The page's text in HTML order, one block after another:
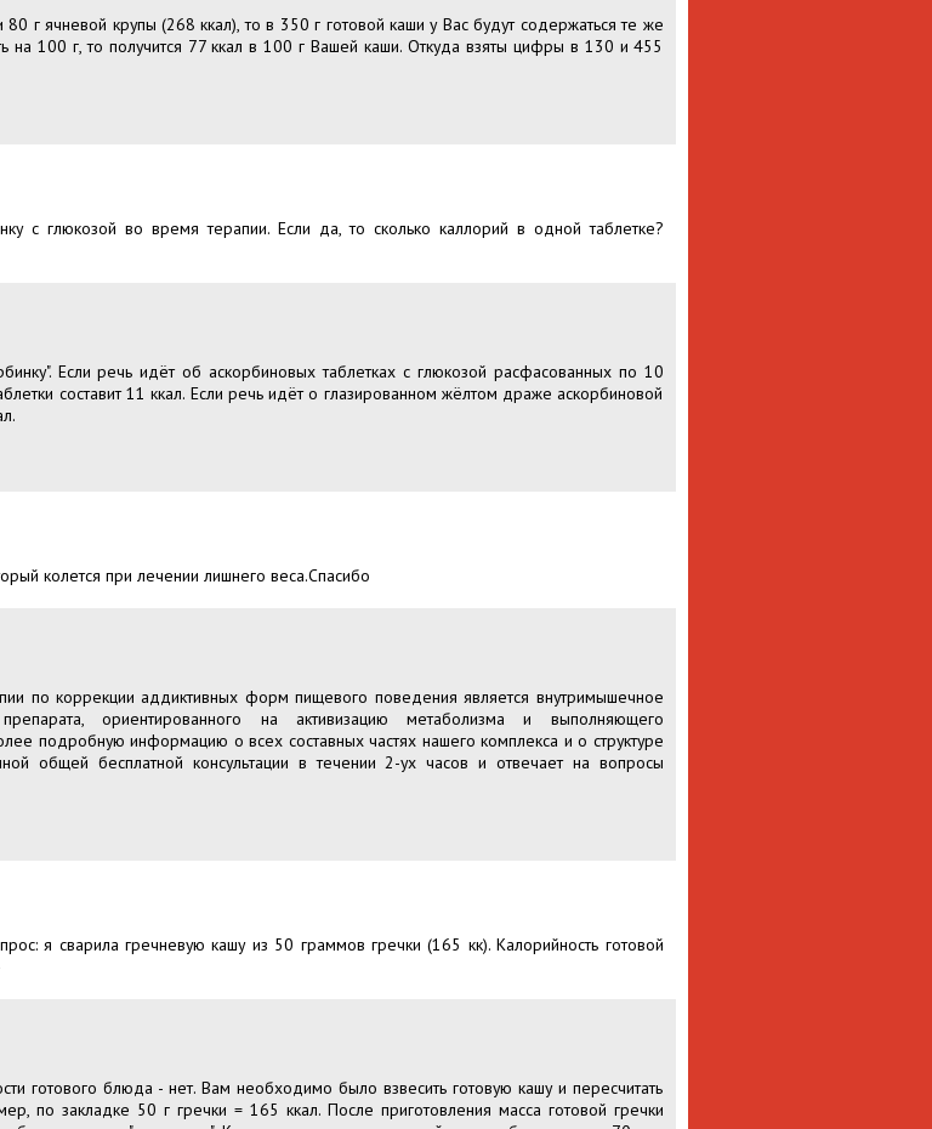
г ячневой крупы (268 ккал), то в 350 г готовой каши у Вас будут содержаться те же
на 100 г, то получится 77 ккал в 100 г Вашей каши. Откуда взяты цифры в 130 и 455
с глюкозой во время терапии. Если да, то сколько каллорий в одной таблетке?
Если речь идёт об аскорбиновых таблетках с глюкозой расфасованных по 10
составит 11 ккал. Если речь идёт о глазированном жёлтом драже аскорбиновой
колется при лечении лишнего веса.Спасибо
по коррекции аддиктивных форм пищевого поведения является внутримышечное
препарата, ориентированного на активизацию метаболизма и выполняющего
подробную информацию о всех составных частях нашего комплекса и о структуре
общей бесплатной консультации в течении 2-ух часов и отвечает на вопросы
я сварила гречневую кашу из 50 граммов гречки (165 кк). Калорийность готовой
готового блюда - нет. Вам необходимо было взвесить готовую кашу и пересчитать
по закладке 50 г гречки = 165 ккал. После приготовления масса готовой гречки